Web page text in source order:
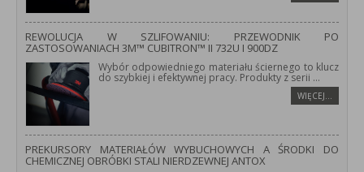
REWOLUCJA W SZLIFOWANIU: PRZEWODNIK PO
ZASTOSOWANIACH 3M™ CUBITRON™ II 732U I 900DZ
Wybór odpowiedniego materiału ściernego to klucz
do szybkiej i efektywnej pracy. Produkty z serii ...
WIĘCEJ…
PREKURSORY MATERIAŁÓW WYBUCHOWYCH A ŚRODKI DO
CHEMICZNEJ OBRÓBKI STALI NIERDZEWNEJ ANTOX